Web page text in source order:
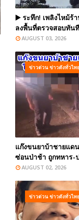
▶️ ระทึก! เพลิงไหม้ร้
ลงพื้นที่ตรวจสอบทันที
AUGUST 03, 2026
ข่าวด่วน ข่าวดังทั่วไท
แก๊งขนยาบ้าชายแด
ซ่อนป่าช้า ถูกทหาร-
AUGUST 02, 2026
ข่าวด่วน ข่าวดังทั่วไท